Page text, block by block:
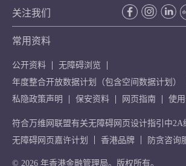
关注我们
常用资料
公开资料
无障碍浏览
年度整合开放数据计划（包含空间数据计划）
私隐政策声明
保安资料 网页指南 使
符合万维网联盟有关无障碍网页设计指引中2A
无障碍网页嘉许计划
香港品牌 防贪咨询
© 2026 年香港金融管理局。版权所有。